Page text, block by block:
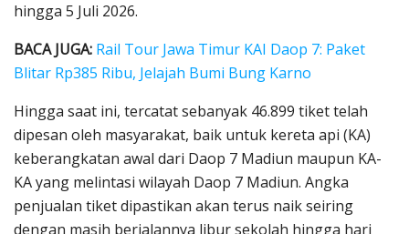
hingga 5 Juli 2026.
BACA JUGA: Rail Tour Jawa Timur KAI Daop 7: Paket
Blitar Rp385 Ribu, Jelajah Bumi Bung Karno
Hingga saat ini, tercatat sebanyak 46.899 tiket telah
dipesan oleh masyarakat, baik untuk kereta api (KA)
keberangkatan awal dari Daop 7 Madiun maupun KA-
KA yang melintasi wilayah Daop 7 Madiun. Angka
penjualan tiket dipastikan akan terus naik seiring
dengan masih berjalannya libur sekolah hingga hari